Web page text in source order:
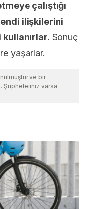
çalıştığı
ilişkilerini
Sonuç
yaşarlar.
ve bir
Şüpheleriniz varsa,